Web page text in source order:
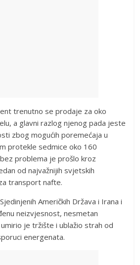
trenutno se prodaje za oko
a glavni razlog njenog pada jeste
zbog mogućih poremećaja u
protekle sedmice oko 160
problema je prošlo kroz
od najvažnijih svjetskih
transport nafte.
Američkih Država i Irana i
neizvjesnost, nesmetan
je tržište i ublažio strah od
energenata.